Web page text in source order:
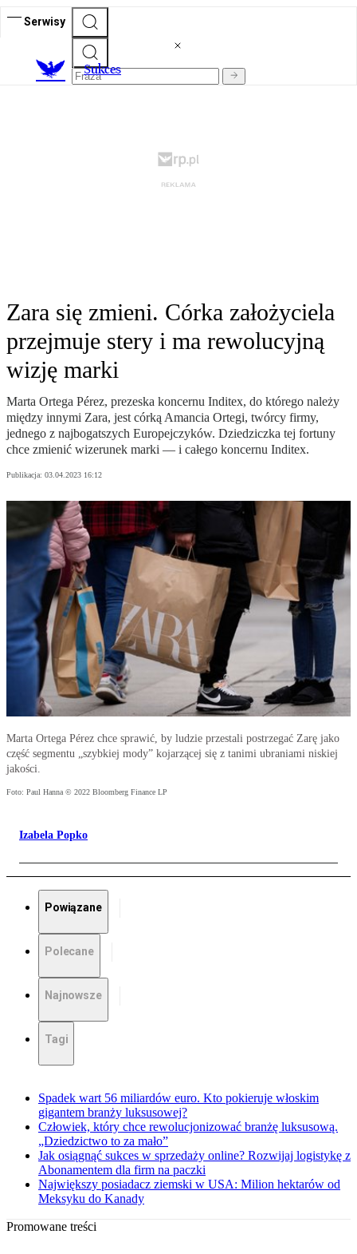
Serwisy
Sukces
Zara się zmieni. Córka założyciela
przejmuje stery i ma rewolucyjną
wizję marki
Marta Ortega Pérez, prezeska koncernu Inditex, do którego należy
między innymi Zara, jest córką Amancia Ortegi, twórcy firmy,
jednego z najbogatszych Europejczyków. Dziedziczka tej fortuny
chce zmienić wizerunek marki — i całego koncernu Inditex.
Publikacja: 03.04.2023 16:12
Marta Ortega Pérez chce sprawić, by ludzie przestali postrzegać Zarę jako
część segmentu „szybkiej mody” kojarzącej się z tanimi ubraniami niskiej
jakości.
Foto: Paul Hanna © 2022 Bloomberg Finance LP
Izabela Popko
Powiązane
Polecane
Najnowsze
Tagi
Spadek wart 56 miliardów euro. Kto pokieruje włoskim
gigantem branży luksusowej?
Człowiek, który chce rewolucjonizować branżę luksusową.
„Dziedzictwo to za mało”
Jak osiągnąć sukces w sprzedaży online? Rozwijaj logistykę z
Abonamentem dla firm na paczki
Największy posiadacz ziemski w USA: Milion hektarów od
Meksyku do Kanady
Promowane treści